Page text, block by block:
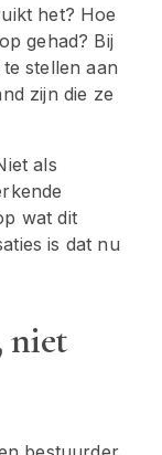
het? Hoe
gehad? Bij
stellen aan
zijn die ze
als
wat dit
is dat nu
niet